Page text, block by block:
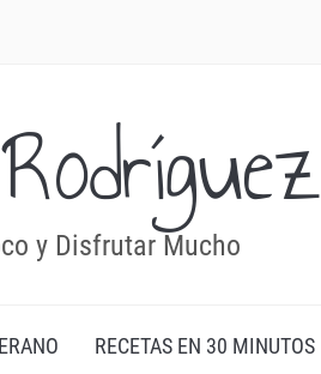
y Disfrutar Mucho
RECETAS EN 30 MINUTOS